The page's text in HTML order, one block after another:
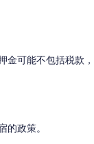
金可能不包括税款，
政策。